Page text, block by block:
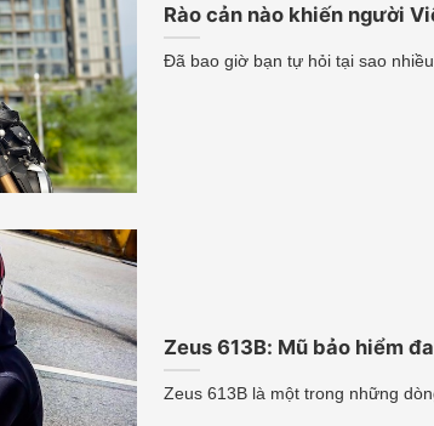
Rào cản nào khiến người
Đã bao giờ bạn tự hỏi tại sao
Zeus 613B: Mũ bảo hiểm
Zeus 613B là một trong những